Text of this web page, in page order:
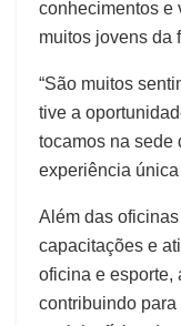
conhecimentos e
muitos jovens da
“São muitos
tive a
tocamos na sede
experiência única
Além das
capacitações e
oficina e esporte,
contribuindo